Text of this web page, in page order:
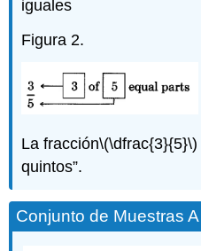
iguales
Figura 2.
La fracción\(\dfrac{3}{5}\)
quintos”.
Conjunto de Muestras A